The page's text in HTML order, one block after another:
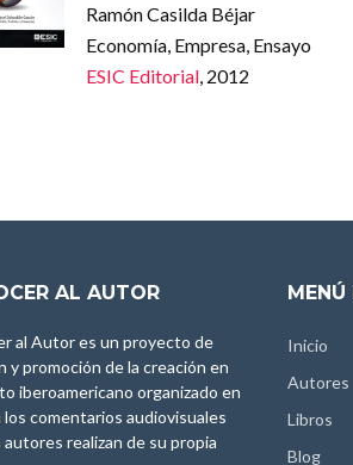
Ramón Casilda Béjar
Economía, Empresa, Ensayo
ESIC Editorial, 2012
AL AUTOR
al Autor es un proyecto de
y promoción de la creación en
iberoamericano organizado en
comentarios audiovisuales
autores realizan de su propia
MENÚ
Inicio
Autores
Libros
Blog